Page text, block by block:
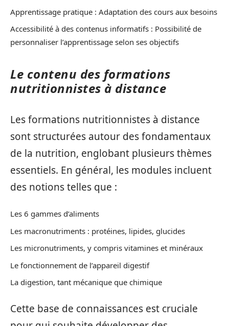
Apprentissage pratique : Adaptation des cours aux besoins
Accessibilité à des contenus informatifs : Possibilité de
personnaliser l’apprentissage selon ses objectifs
Le contenu des formations
nutritionnistes à distance
Les formations nutritionnistes à distance
sont structurées autour des fondamentaux
de la nutrition, englobant plusieurs thèmes
essentiels. En général, les modules incluent
des notions telles que :
Les 6 gammes d’aliments
Les macronutriments : protéines, lipides, glucides
Les micronutriments, y compris vitamines et minéraux
Le fonctionnement de l’appareil digestif
La digestion, tant mécanique que chimique
Cette base de connaissances est cruciale